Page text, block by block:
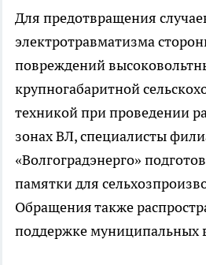
Для предотвращения
электротравматизма
повреждений
крупногабаритной
техникой при проведении
зонах ВЛ, специалисты
«Волгоградэнерго»
памятки для
Обращения также
поддержке муниципальных